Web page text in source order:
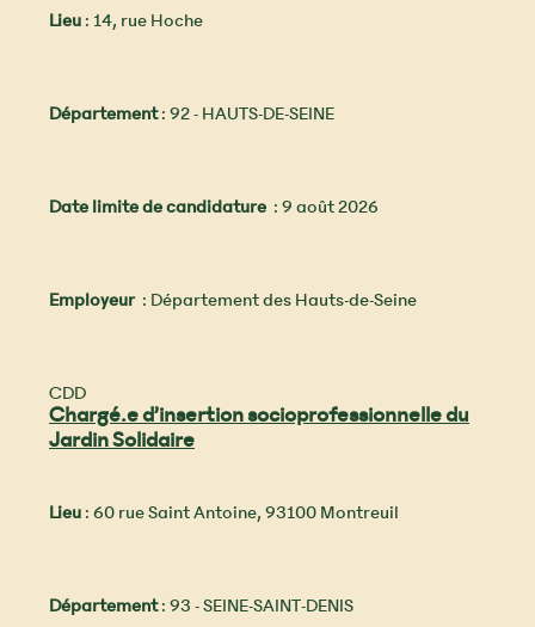
Lieu: 14, rue Hoche
Département: 92 - HAUTS-DE-SEINE
Date limite de candidature : 9 août 2026
Employeur: Département des Hauts-de-Seine
CDD
Chargé.e d’insertion socioprofessionnelle du
Jardin Solidaire
Lieu: 60 rue Saint Antoine, 93100 Montreuil
Département: 93 - SEINE-SAINT-DENIS